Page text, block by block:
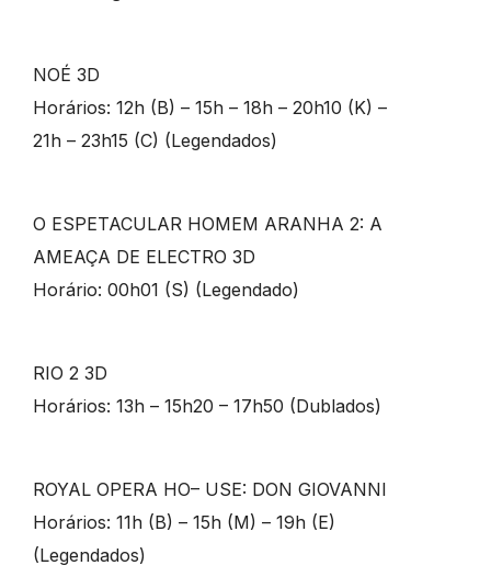
NOÉ 3D
Horários: 12h (B) – 15h – 18h – 20h10 (K) –
21h – 23h15 (C) (Legendados)
O ESPETACULAR HOMEM ARANHA 2: A
AMEAÇA DE ELECTRO 3D
Horário: 00h01 (S) (Legendado)
RIO 2 3D
Horários: 13h – 15h20 – 17h50 (Dublados)
ROYAL OPERA HO– USE: DON GIOVANNI
Horários: 11h (B) – 15h (M) – 19h (E)
(Legendados)